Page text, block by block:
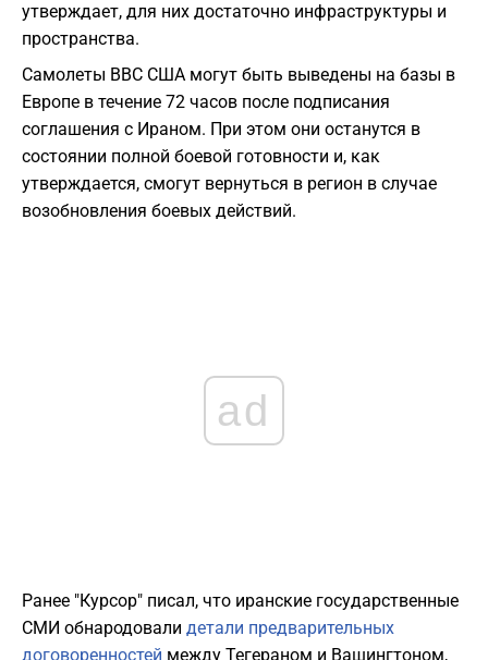
утверждает, для них достаточно инфраструктуры и
пространства.
Самолеты ВВС США могут быть выведены на базы в
Европе в течение 72 часов после подписания
соглашения с Ираном. При этом они останутся в
состоянии полной боевой готовности и, как
утверждается, смогут вернуться в регион в случае
возобновления боевых действий.
ad
Ранее "Курсор" писал, что иранские государственные
СМИ обнародовали детали предварительных
договоренностей между Тегераном и Вашингтоном,